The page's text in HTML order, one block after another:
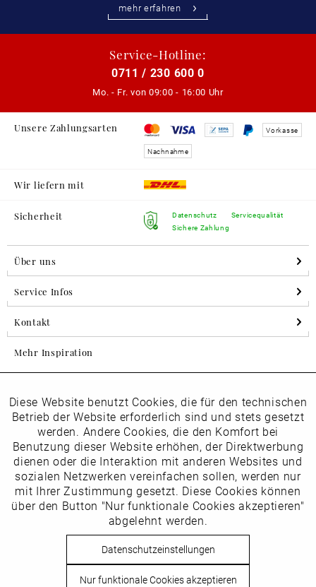
mehr erfahren
Service-Hotline:
0711 / 230 600 0
Mo. - Fr. von 09:00 - 16:00 Uhr
Unsere Zahlungsarten Vorkasse
Nachnahme
Wir liefern mit
Sicherheit
Datenschutz
Sichere Zahlung
Servicequalität
Über uns
Service Infos
Kontakt
Mehr Inspiration
Folgen Sie uns auf Instagram
horsch_schuhe
Newsletter
Datenschutzbestimmungenhabe ich zur Kenntnis
vom Newsletter abmelden.
Funktionale Aktiv
Marketing Inaktiv
Tracking Inaktiv
Inaktiv
Diese Website benutzt Cookies, die für den technischen
Betrieb der Website erforderlich sind und stets gesetzt
werden. Andere Cookies, die den Komfort bei
Benutzung dieser Website erhöhen, der Direktwerbung
dienen oder die Interaktion mit anderen Websites und
sozialen Netzwerken vereinfachen sollen, werden nur
mit Ihrer Zustimmung gesetzt. Diese Cookies können
über den Button "Nur funktionale Cookies akzeptieren"
abgelehnt werden.
Datenschutzeinstellungen
Nur funktionale Cookies akzeptieren